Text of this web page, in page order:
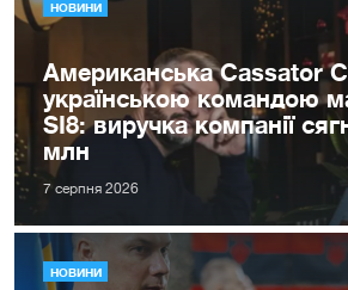
НОВИНИ
Американська Cassator
українською командою
SI8: виручка компанії
млн
7 серпня 2026
НОВИНИ